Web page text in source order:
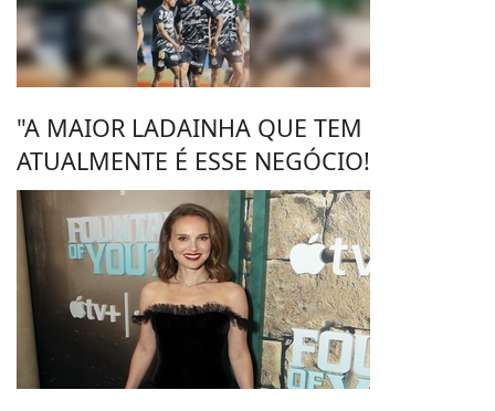
"A MAIOR LADAINHA QUE TEM
ATUALMENTE É ESSE NEGÓCIO!